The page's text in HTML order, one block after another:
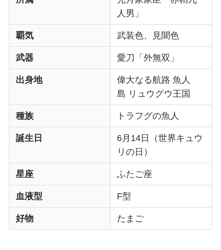
人男」
覇気 武装色、見聞色
武器 愛刀「外無双」
出身地
偉大なる航路 魚人
島 リュウグウ王国
種族 トラフグの魚人
誕生日
6月14日（世界キュウ
リの日）
星座 ふたご座
血液型 F型
好物 たまご